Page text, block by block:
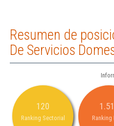
Resumen de
De Servicios
120
Ranking Sectorial Ranking